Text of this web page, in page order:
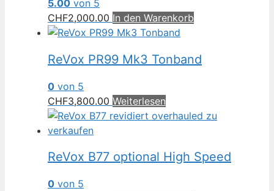
5.00 von 5
CHF2,000.00 In den Warenkorb
ReVox PR99 Mk3 Tonband
0 von 5
CHF3,800.00 Weiterlesen
ReVox B77 optional High Speed
0 von 5